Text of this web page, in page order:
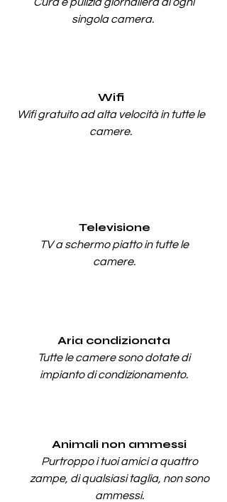
singola camera.
Wifi
Wifi gratuito ad alta velocità in tutte le
camere.
Televisione
TV a schermo piatto in tutte le
camere.
Aria condizionata
Tutte le camere sono dotate di
impianto di condizionamento.
Animali non ammessi
Purtroppo i tuoi amici a quattro
zampe, di qualsiasi taglia, non sono
ammessi.